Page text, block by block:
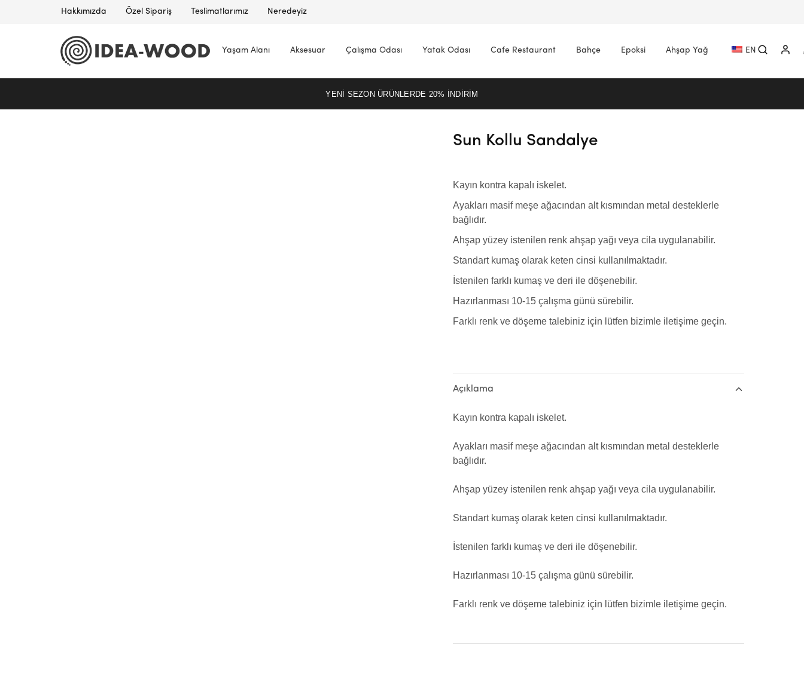
Hakkımızda Özel Sipariş Teslimatlarımız Neredeyiz
Idea
Wood
Yaşam Alanı Aksesuar Çalışma Odası Yatak Odası Cafe Restaurant Bahçe Epoksi Ahşap Yağ EN
YENI SEZON ÜRÜNLERDE 20% INDIRIM
Sun Kollu Sandalye
Kayın kontra kapalı iskelet.
Ayakları masif meşe ağacından alt kısmından metal desteklerle
bağlıdır.
Ahşap yüzey istenilen renk ahşap yağı veya cila uygulanabilir.
Standart kumaş olarak keten cinsi kullanılmaktadır.
İstenilen farklı kumaş ve deri ile döşenebilir.
Hazırlanması 10-15 çalışma günü sürebilir.
Farklı renk ve döşeme talebiniz için lütfen bizimle iletişime geçin.
Açıklama
Kayın kontra kapalı iskelet.
Ayakları masif meşe ağacından alt kısmından metal desteklerle
bağlıdır.
Ahşap yüzey istenilen renk ahşap yağı veya cila uygulanabilir.
Standart kumaş olarak keten cinsi kullanılmaktadır.
İstenilen farklı kumaş ve deri ile döşenebilir.
Hazırlanması 10-15 çalışma günü sürebilir.
Farklı renk ve döşeme talebiniz için lütfen bizimle iletişime geçin.